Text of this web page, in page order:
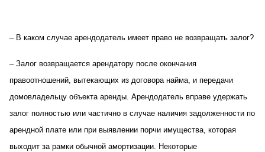
– В каком случае арендодатель имеет право не возвращать залог?
– Залог возвращается арендатору после окончания
правоотношений, вытекающих из договора найма, и передачи
домовладельцу объекта аренды. Арендодатель вправе удержать
залог полностью или частично в случае наличия задолженности по
арендной плате или при выявлении порчи имущества, которая
выходит за рамки обычной амортизации. Некоторые